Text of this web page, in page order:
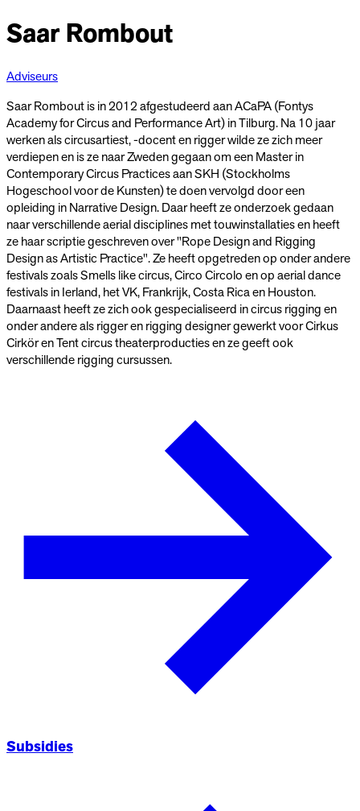
Saar Rombout
Adviseurs
Saar Rombout is in 2012 afgestudeerd aan ACaPA (Fontys
Academy for Circus and Performance Art) in Tilburg. Na 10 jaar
werken als circusartiest, -docent en rigger wilde ze zich meer
verdiepen en is ze naar Zweden gegaan om een Master in
Contemporary Circus Practices aan SKH (Stockholms
Hogeschool voor de Kunsten) te doen vervolgd door een
opleiding in Narrative Design. Daar heeft ze onderzoek gedaan
naar verschillende aerial disciplines met touwinstallaties en heeft
ze haar scriptie geschreven over "Rope Design and Rigging
Design as Artistic Practice". Ze heeft opgetreden op onder andere
festivals zoals Smells like circus, Circo Circolo en op aerial dance
festivals in Ierland, het VK, Frankrijk, Costa Rica en Houston.
Daarnaast heeft ze zich ook gespecialiseerd in circus rigging en
onder andere als rigger en rigging designer gewerkt voor Cirkus
Cirkör en Tent circus theaterproducties en ze geeft ook
verschillende rigging cursussen.
Subsidies